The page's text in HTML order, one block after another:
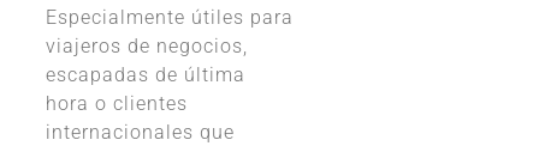
Especialmente útiles para
viajeros de negocios,
escapadas de última
hora o clientes
internacionales que